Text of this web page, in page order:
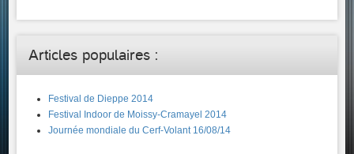
Articles populaires :
Festival de Dieppe 2014
Festival Indoor de Moissy-Cramayel 2014
Journée mondiale du Cerf-Volant 16/08/14